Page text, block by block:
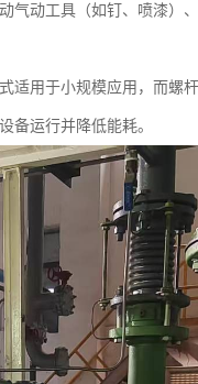
气动工具（如钉、喷漆）
适用于小规模应用，而螺
备运行并降低能耗。